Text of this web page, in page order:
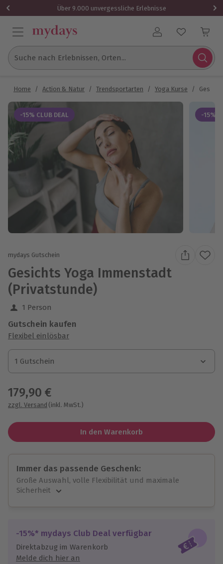
Über 9.000 unvergessliche Erlebnisse
Benutzerkonto
Suche nach Erlebnissen, Orten...
Home / Action & Natur / Trendsportarten / Yoga Kurse /
-15% CLUB DEAL -15%
mydays Gutschein
Gesichts Yoga Immenstadt
(Privatstunde)
1 Person
Gutschein kaufen
Flexibel einlösbar
1 Gutschein
1 Gutschein
1 Gutschein
179,90 €
zzgl. Versand (inkl. MwSt.)
In den Warenkorb
Immer das passende Geschenk:
Große Auswahl, volle Flexibilität und maximale
Sicherheit
Jeder Gutschein für alle Erlebnisse einlösbar.
Maximale Sicherheit
10 Jahre gültig & verlängerbar.
-15%* mydays Club Deal verfügbar
Direktabzug im Warenkorb
Melde dich hier an